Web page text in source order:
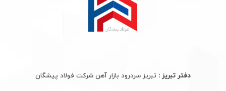
دفتر تبریز : تبریز سردرود بازار آهن شرکت فولاد پیشگان